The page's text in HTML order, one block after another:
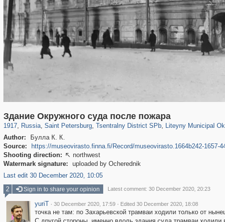
Здание Окружного суда после пожара
1917, Russia
1,406,871 29,248
, Saint Petersburg
197,175 5,714
, Tsentralny District SPb
50,244 1,838
, Liteyny Municipal
5,224
Author:
Булла К. К.
Source:
https://museovirasto.finna.fi/Record/museovirasto.1664b242-1657-
Shooting direction:  northwest
Watermark signature:
uploaded by Ocherednik
Last edit 30 December 2020, 10:05
2 Sign in to share your opinion Latest comment: 30 December 2020, 20:23
yuriT · 30 December 2020, 17:59 · Edited 30 December 2020, 18:08
точка не там: по Захарьевской трамваи ходили только от